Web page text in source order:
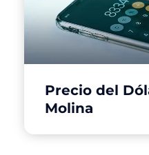
Precio del
Molina